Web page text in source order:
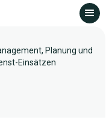
Planung und
Einsätzen